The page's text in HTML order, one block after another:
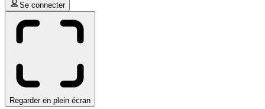
Se connecter
Regarder en plein écran